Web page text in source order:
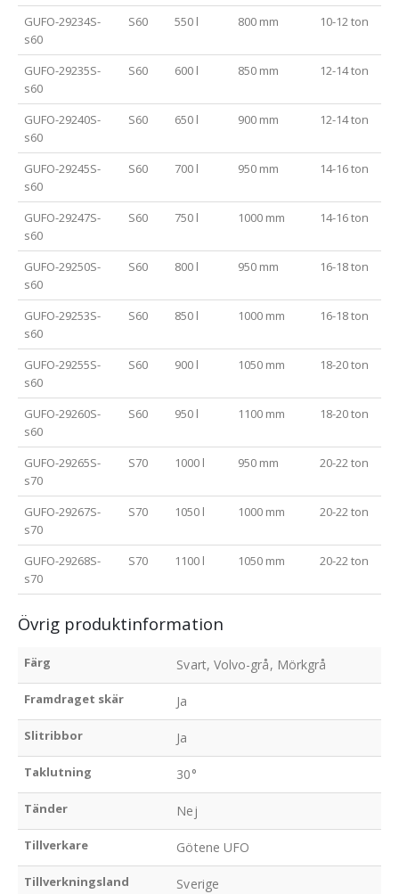
GUFO-29234S-
s60
S60 550 l 800 mm 10-12 ton
GUFO-29235S-
s60
S60 600 l 850 mm 12-14 ton
GUFO-29240S-
s60
S60 650 l 900 mm 12-14 ton
GUFO-29245S-
s60
S60 700 l 950 mm 14-16 ton
GUFO-29247S-
s60
S60 750 l 1000 mm 14-16 ton
GUFO-29250S-
s60
S60 800 l 950 mm 16-18 ton
GUFO-29253S-
s60
S60 850 l 1000 mm 16-18 ton
GUFO-29255S-
s60
S60 900 l 1050 mm 18-20 ton
GUFO-29260S-
s60
S60 950 l 1100 mm 18-20 ton
GUFO-29265S-
s70
S70 1000 l 950 mm 20-22 ton
GUFO-29267S-
s70
S70 1050 l 1000 mm 20-22 ton
GUFO-29268S-
s70
S70 1100 l 1050 mm 20-22 ton
Övrig produktinformation
Färg Svart, Volvo-grå, Mörkgrå
Framdraget skär Ja
Slitribbor Ja
Taklutning 30°
Tänder Nej
Tillverkare Götene UFO
Tillverkningsland Sverige